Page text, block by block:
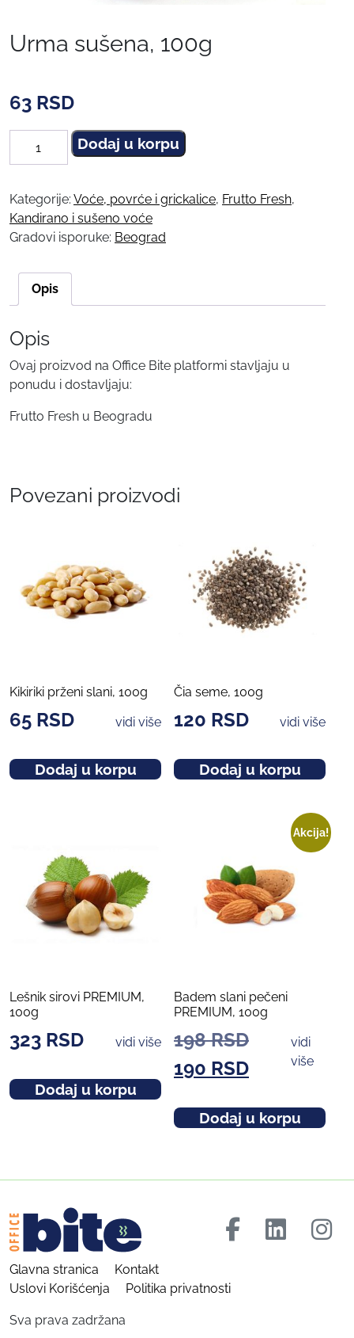
Urma sušena, 100g
63 RSD
Urma
100g
količina
Dodaj u korpu
Kategorije: Voće, povrće i grickalice, Frutto Fresh,
Kandirano i sušeno voće
Gradovi isporuke: Beograd
Opis
Opis
Ovaj proizvod na Office Bite platformi stavljaju u
ponudu i dostavljaju:
Frutto Fresh u Beogradu
Povezani proizvodi
Kikiriki prženi slani, 100g
65 RSD vidi više
Dodaj u korpu
Čia seme, 100g
120 RSD vidi više
Dodaj u korpu
Lešnik sirovi PREMIUM,
100g
323 RSD vidi više
Dodaj u korpu
Akcija!
Badem slani pečeni
PREMIUM, 100g
198RSD
CENA
BILA:
190 RSDTRENUTNA
JE:
vidi
više
Dodaj u korpu
Glavna stranica
Kontakt
Uslovi Korišćenja
Politika privatnosti
Sva prava zadržana